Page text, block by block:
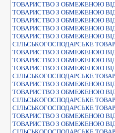
ТОВАРИСТВО З ОБМЕЖЕНОЮ
ТОВАРИСТВО З ОБМЕЖЕНОЮ
ТОВАРИСТВО З ОБМЕЖЕНОЮ
ТОВАРИСТВО З ОБМЕЖЕНОЮ
ТОВАРИСТВО З ОБМЕЖЕНОЮ
СIЛЬСЬКОГОСПОДАРСЬКЕ
ТОВАРИСТВО З ОБМЕЖЕНОЮ
ТОВАРИСТВО З ОБМЕЖЕНОЮ
ТОВАРИСТВО З ОБМЕЖЕНОЮ
СIЛЬСЬКОГОСПОДАРСЬКЕ
ТОВАРИСТВО З ОБМЕЖЕНОЮ
ТОВАРИСТВО З ОБМЕЖЕНОЮ
СIЛЬСЬКОГОСПОДАРСЬКЕ
СІЛЬСЬКОГОСПОДАРСЬКЕ
ТОВАРИСТВО З ОБМЕЖЕНОЮ
ТОВАРИСТВО З ОБМЕЖЕНОЮ